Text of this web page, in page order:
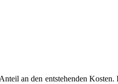
an den entstehenden